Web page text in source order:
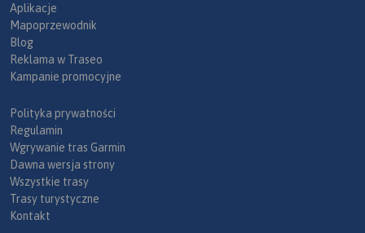
Aplikacje
Mapoprzewodnik
Blog
Reklama w Traseo
Kampanie promocyjne
Polityka prywatności
Regulamin
Wgrywanie tras Garmin
Dawna wersja strony
Wszystkie trasy
Trasy turystyczne
Kontakt